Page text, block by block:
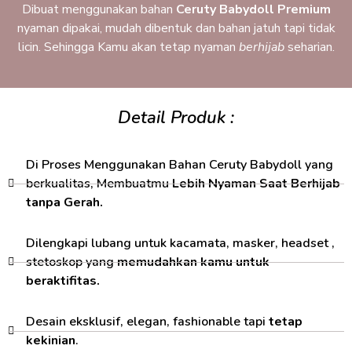
Dibuat menggunakan bahan Ceruty Babydoll Premium
nyaman dipakai, mudah dibentuk dan bahan jatuh tapi tidak
licin. Sehingga Kamu akan tetap nyaman berhijabseharian.
Detail Produk :
Di Proses Menggunakan Bahan Ceruty Babydoll yang
berkualitas, MembuatmuLebih Nyaman Saat Berhijab
tanpa Gerah.
Dilengkapi lubang untuk kacamata, masker, headset ,
stetoskop yangmemudahkan kamu untuk
beraktifitas.
Desain eksklusif, elegan, fashionable tapi tetap
kekinian.